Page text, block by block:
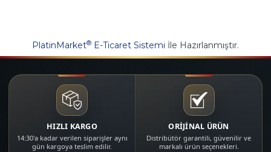
PlatinMarket® E-Ticaret Sistemi İle Hazırlanmıştır.
HIZLI KARGO
14:30'a kadar verilen siparişler aynı
gün kargoya teslim edilir.
ORİJİNAL ÜRÜN
Distribütör garantili, güvenilir ve
markalı ürün seçenekleri.